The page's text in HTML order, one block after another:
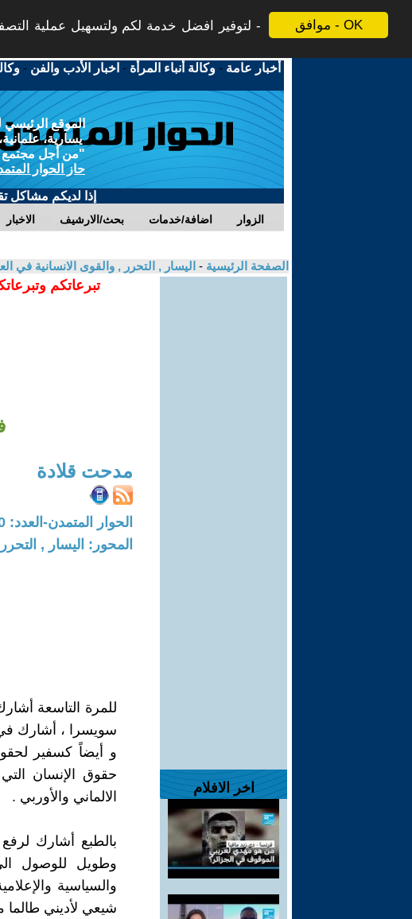
موافق - OK
لتوفير افضل خدمة لكم ولتسهيل عملية
أخبار عامة -وكالة أنباء المرأة - اخبار الأدب والفن -
الموقع
يسارية،
"من أجل مجتمع
حاز الحوار
إذا لديكم مشاكل
الاخبار بحث/الارشيف اضافة/خدمات الزوار
الصفحة الرئيسية - اليسار , التحرر , والقوى الانسانية في
اخر الافلام
تبرعاتكم
مدحت قلادة
الحوار المتمدن-العدد: 7810 - 2023 / 11 / 29 - 16:24
المحور: اليسار ,
للمرة التاسعة
سويسرا ، أشارك في
و أيضاً كسفير
حقوق الإنسان
الالماني والأوربي .
بالطبع أشارك
وطويل للوصول
والسياسية
شيعي لأديني طالما